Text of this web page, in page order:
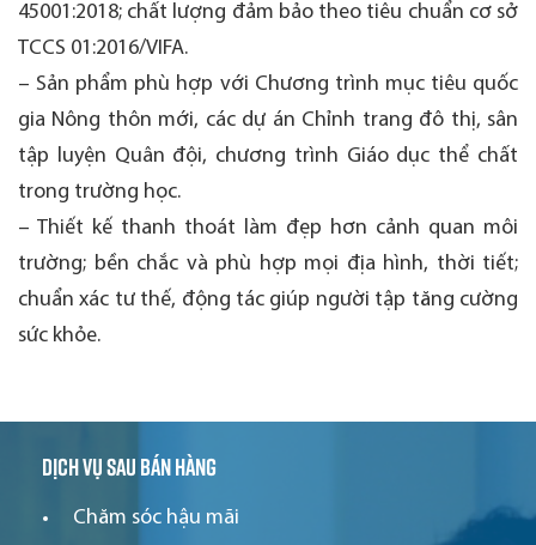
45001:2018; chất lượng đảm bảo theo tiêu chuẩn cơ sở
TCCS 01:2016/VIFA.
– Sản phẩm phù hợp với Chương trình mục tiêu quốc
gia Nông thôn mới, các dự án Chỉnh trang đô thị, sân
tập luyện Quân đội, chương trình Giáo dục thể chất
trong trường học.
– Thiết kế thanh thoát làm đẹp hơn cảnh quan môi
trường; bền chắc và phù hợp mọi địa hình, thời tiết;
chuẩn xác tư thế, động tác giúp người tập tăng cường
sức khỏe.
Dịch vụ sau bán hàng
Chăm sóc hậu mãi